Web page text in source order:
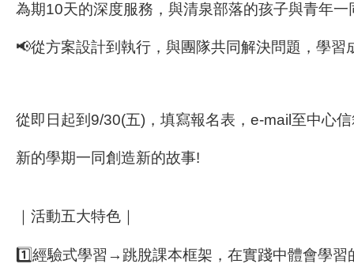
為期10天的深度服務，與清泉部落的孩子與青年一
📢從方案設計到執行，與團隊共同解決問題，學習
從即日起到9/30(五)，填寫報名表，e-mail至中心
新的學期一同創造新的故事!
｜活動五大特色｜
1️⃣經驗式學習→跳脫課本框架，在實踐中體會學習